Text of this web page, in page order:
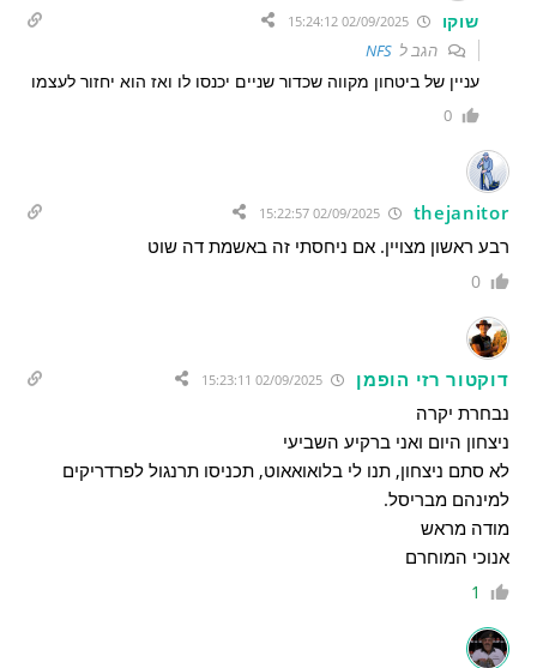
שוקו 02/09/2025 15:24:12
הגב לNFS
עניין של ביטחון מקווה שכדור שניים יכנסו לו ואז הוא יחזור לעצמו
0
thejanitor
02/09/2025 15:22:57
רבע ראשון מצויין. אם ניחסתי זה באשמת דה שוט
0
דוקטור רזי הופמן
נבחרת יקרה
ניצחון היום ואני ברקיע השביעי
לא סתם ניצחון, תנו לי בלואואאוט, תכניסו תרנגול לפרדריקים
למינהם מבריסל.
מודה מראש
אנוכי המוחרם
1